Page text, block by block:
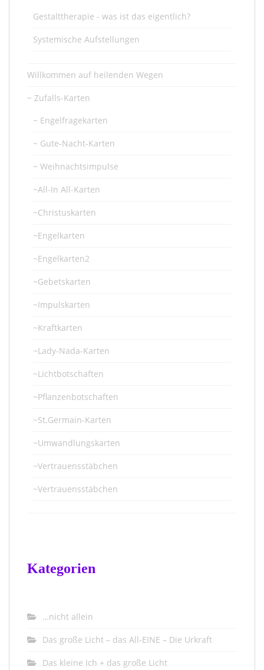
Gestalttherapie - was ist das eigentlich?
Systemische Aufstellungen
Willkommen auf heilenden Wegen
~ Zufalls-Karten
~ Engelfragekarten
~ Gute-Nacht-Karten
~ Weihnachtsimpulse
~All-In All-Karten
~Christuskarten
~Engelkarten
~Engelkarten2
~Gebetskarten
~Impulskarten
~Kraftkarten
~Lady-Nada-Karten
~Lichtbotschaften
~Pflanzenbotschaften
~St.Germain-Karten
~Umwandlungskarten
~Vertrauensstäbchen
~Vertrauensstäbchen
Kategorien
…nicht allein
Das große Licht – das All-EINE – Die Urkraft
Das kleine Ich + das große Licht